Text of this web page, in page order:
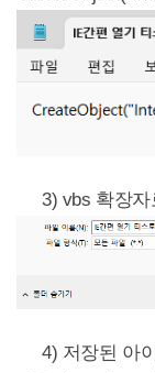
3) vbs 확장자
4) 저장된 아이